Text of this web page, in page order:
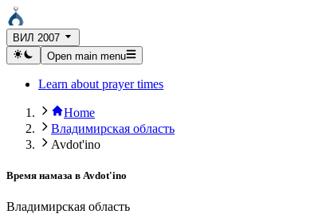
ВИЛ 2007
Open main menu
Learn about prayer times
Home
Владимирская область
Avdot'ino
Время намаза в Avdot'ino
Владимирская область